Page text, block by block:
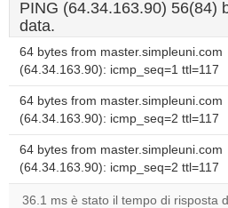
PING (64.34.163.90) 56(84)
data.
64 bytes from master.simpleuni.com
(64.34.163.90): icmp_seq=1 ttl=117
64 bytes from master.simpleuni.com
(64.34.163.90): icmp_seq=2 ttl=117
64 bytes from master.simpleuni.com
(64.34.163.90): icmp_seq=2 ttl=117
36.1 ms è stato il tempo di risposta